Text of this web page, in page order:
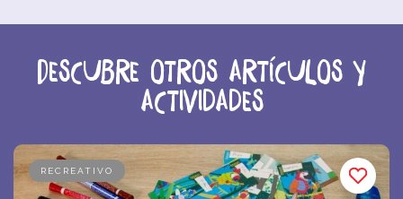
Descubre otros artículos y
actividades
RECREATIVO